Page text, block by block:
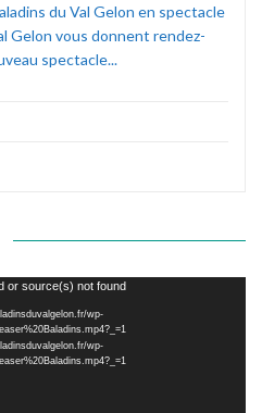
du Val Gelon en spectacle
Gelon vous donnent rendez-
spectacle...
or source(s) not found
wp-
wp-